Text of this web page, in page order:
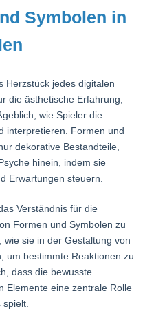
Symbolen in
Herzstück jedes digitalen
die ästhetische Erfahrung,
wie Spieler die
interpretieren. Formen und
dekorative Bestandteile,
hinein, indem sie
Erwartungen steuern.
Verständnis für die
Formen und Symbolen zu
sie in der Gestaltung von
um bestimmte Reaktionen zu
dass die bewusste
Elemente eine zentrale Rolle
spielt.